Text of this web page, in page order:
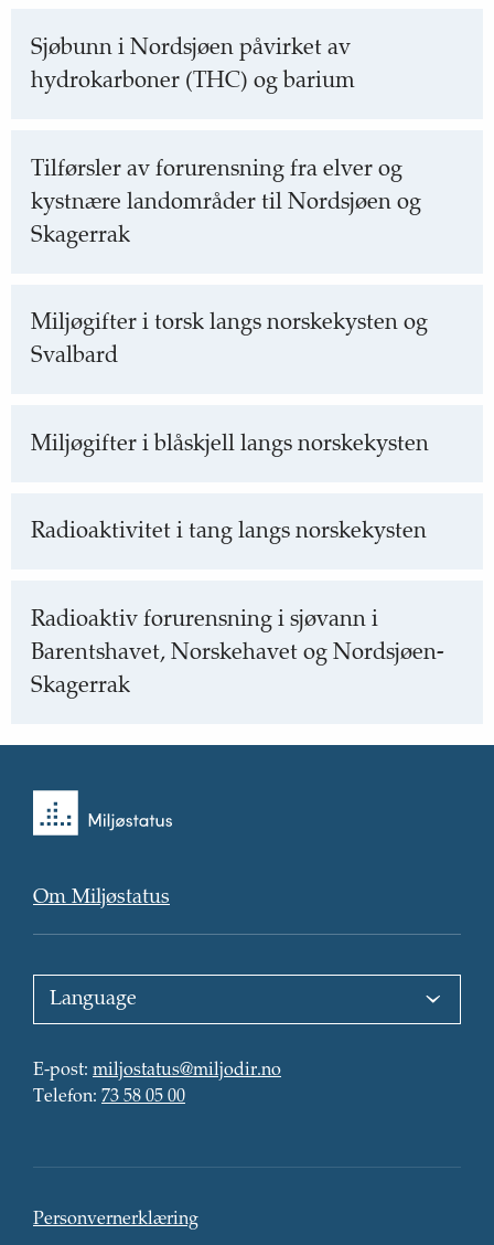
Sjøbunn i Nordsjøen påvirket av
hydrokarboner (THC) og barium
Tilførsler av forurensning fra elver og
kystnære landområder til Nordsjøen og
Skagerrak
Miljøgifter i torsk langs norskekysten og
Svalbard
Miljøgifter i blåskjell langs norskekysten
Radioaktivitet i tang langs norskekysten
Radioaktiv forurensning i sjøvann i
Barentshavet, Norskehavet og Nordsjøen-
Skagerrak
Tilbake
til
Om Miljøstatus
Choose
language:
E-post: E-
post:
miljostatus@miljodir.no
Telefon: Telefon:
73 58 05 00
Personvern
Personvernerklæring